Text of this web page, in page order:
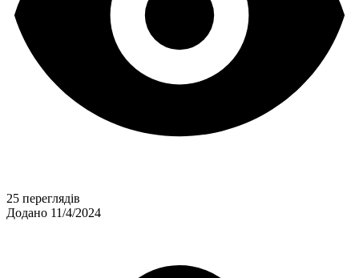
25 переглядів
Додано 11/4/2024